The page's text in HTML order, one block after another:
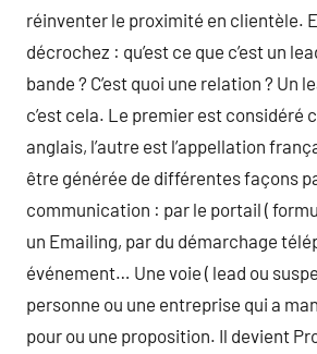
réinventer le proximité en clientèle.
décrochez : qu’est ce que c’est un
bande ? C’est quoi une relation ? Un
c’est cela. Le premier est considéré
anglais, l’autre est l’appellation
être générée de différentes façons
communication : par le portail (
un Emailing, par du démarchage
événement… Une voie ( lead ou
personne ou une entreprise qui a
pour ou une proposition. Il devient